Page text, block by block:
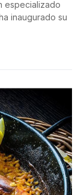
especializado
inaugurado su